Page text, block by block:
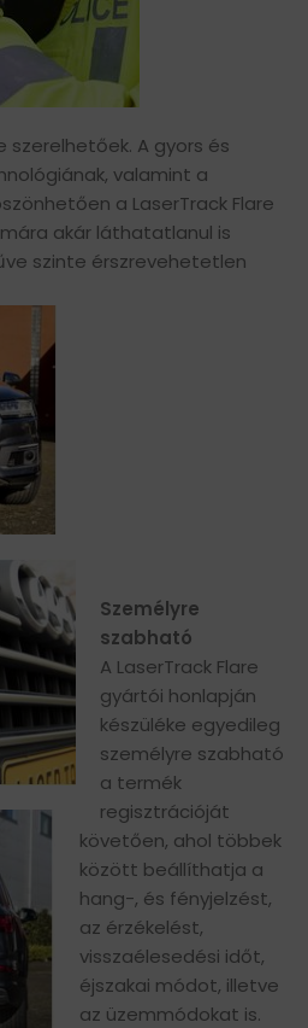
A gyors és
valamint a
a LaserTrack Flare
akár láthatatlanul is
szinte érszrevehetetlen
Személyre
szabható
A LaserTrack Flare
gyártói honlapján
készüléke egyedileg
személyre szabható
a termék
regisztrációját
követően, ahol többek
között beállíthatja a
hang-, és fényjelzést,
az érzékelést,
visszaélesedési időt,
éjszakai módot, illetve
az üzemmódokat is.